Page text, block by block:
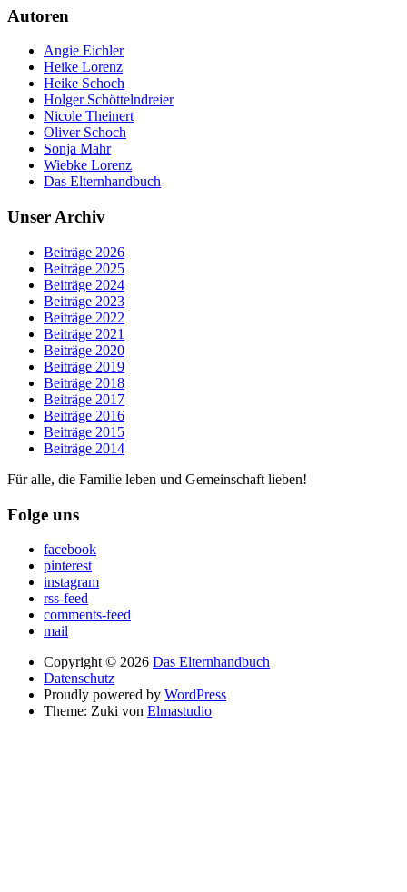
Autoren
Angie Eichler
Heike Lorenz
Heike Schoch
Holger Schöttelndreier
Nicole Theinert
Oliver Schoch
Sonja Mahr
Wiebke Lorenz
Das Elternhandbuch
Unser Archiv
Beiträge 2026
Beiträge 2025
Beiträge 2024
Beiträge 2023
Beiträge 2022
Beiträge 2021
Beiträge 2020
Beiträge 2019
Beiträge 2018
Beiträge 2017
Beiträge 2016
Beiträge 2015
Beiträge 2014
Für alle, die Familie leben und Gemeinschaft lieben!
Folge uns
facebook
pinterest
instagram
rss-feed
comments-feed
mail
Copyright © 2026 Das Elternhandbuch
Datenschutz
Proudly powered by WordPress
Theme: Zuki von Elmastudio